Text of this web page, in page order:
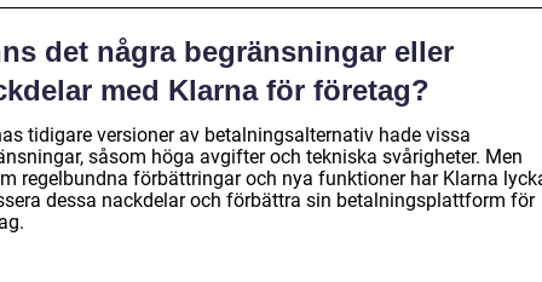
det några begränsningar eller
med Klarna för företag?
tidigare versioner av betalningsalternativ hade vissa
såsom höga avgifter och tekniska svårigheter. Men
regelbundna förbättringar och nya funktioner har Klarna
dessa nackdelar och förbättra sin betalningsplattform för